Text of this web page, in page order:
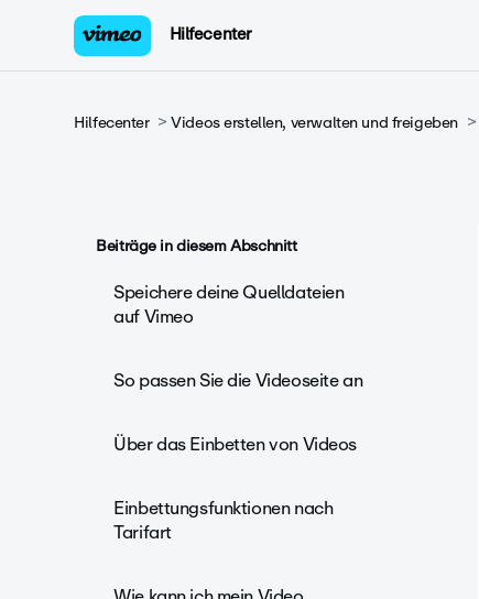
Hilfecenter
Hilfecenter Videos erstellen, verwalten und freigeben
Beiträge in diesem Abschnitt
Speichere deine Quelldateien
auf Vimeo
So passen Sie die Videoseite an
Über das Einbetten von Videos
Einbettungsfunktionen nach
Tarifart